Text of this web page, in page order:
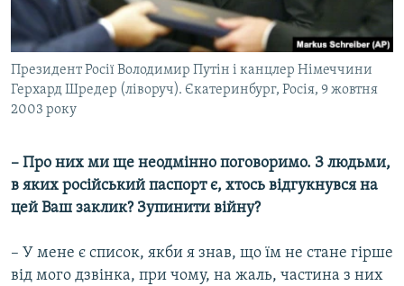
Президент Росії Володимир Путін і канцлер Німеччини
Герхард Шредер (ліворуч). Єкатеринбург, Росія, 9 жовтня
2003 року
– Про них ми ще неодмінно поговоримо. З людьми,
в яких російський паспорт є, хтось відгукнувся на
цей Ваш заклик? Зупинити війну?
– У мене є список, якби я знав, що їм не стане гірше
від мого дзвінка, при чому, на жаль, частина з них